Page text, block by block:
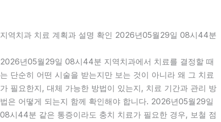
지역치과 치료 계획과 설명 확인 2026년05월29일 08시44분
2026년05월29일 08시44분 지역치과에서 치료를 결정할 때
는 단순히 어떤 시술을 받는지만 보는 것이 아니라 왜 그 치료
가 필요한지, 대체 가능한 방법이 있는지, 치료 기간과 관리 방
법은 어떻게 되는지 함께 확인해야 합니다. 2026년05월29일
08시44분 같은 통증이라도 충치 치료가 필요한 경우, 보철 점